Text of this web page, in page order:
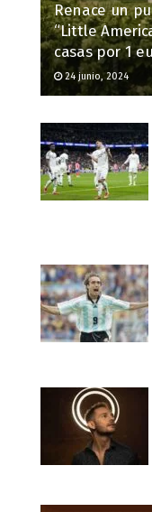
Renace un
“Little
casas por 1
24 junio, 2024